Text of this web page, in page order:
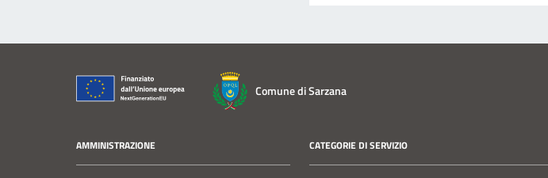
Comune di Sarzana
AMMINISTRAZIONE CATEGORIE DI SERVIZIO